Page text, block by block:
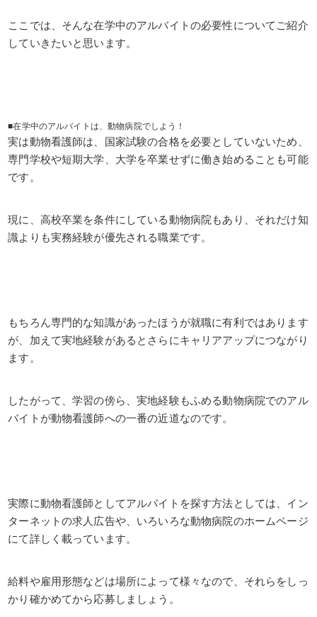
ここでは、そんな在学中のアルバイトの必要性についてご紹介
していきたいと思います。
■在学中のアルバイトは、動物病院でしよう！
実は動物看護師は、国家試験の合格を必要としていないため、
専門学校や短期大学、大学を卒業せずに働き始めることも可能
です。
現に、高校卒業を条件にしている動物病院もあり、それだけ知
識よりも実務経験が優先される職業です。
もちろん専門的な知識があったほうが就職に有利ではあります
が、加えて実地経験があるとさらにキャリアアップにつながり
ます。
したがって、学習の傍ら、実地経験もふめる動物病院でのアル
バイトが動物看護師への一番の近道なのです。
実際に動物看護師としてアルバイトを探す方法としては、イン
ターネットの求人広告や、いろいろな動物病院のホームページ
にて詳しく載っています。
給料や雇用形態などは場所によって様々なので、それらをしっ
かり確かめてから応募しましょう。